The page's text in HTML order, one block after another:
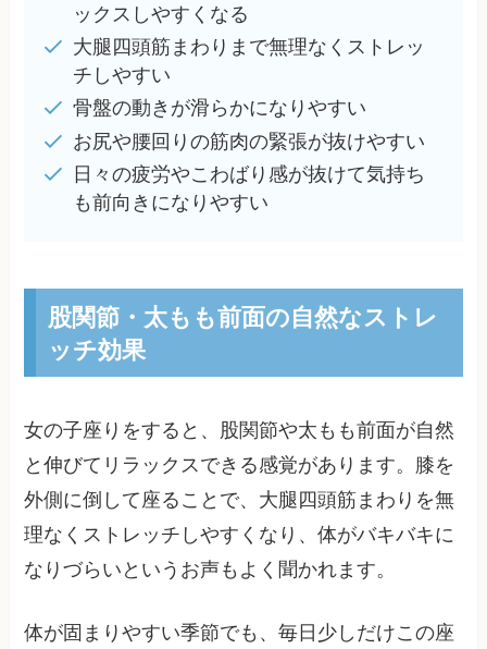
ックスしやすくなる
大腿四頭筋まわりまで無理なくストレッ
チしやすい
骨盤の動きが滑らかになりやすい
お尻や腰回りの筋肉の緊張が抜けやすい
日々の疲労やこわばり感が抜けて気持ち
も前向きになりやすい
股関節・太もも前面の自然なストレ
ッチ効果
女の子座りをすると、股関節や太もも前面が自然
と伸びてリラックスできる感覚があります。膝を
外側に倒して座ることで、大腿四頭筋まわりを無
理なくストレッチしやすくなり、体がバキバキに
なりづらいというお声もよく聞かれます。
体が固まりやすい季節でも、毎日少しだけこの座